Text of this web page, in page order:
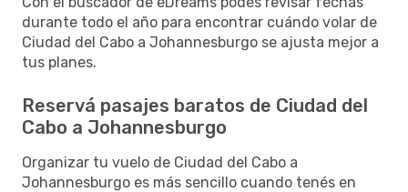
durante todo el año para encontrar cuándo volar de
Ciudad del Cabo a Johannesburgo se ajusta mejor a
tus planes.
Reservá pasajes baratos de Ciudad del
Cabo a Johannesburgo
Organizar tu vuelo de Ciudad del Cabo a
Johannesburgo es más sencillo cuando tenés en